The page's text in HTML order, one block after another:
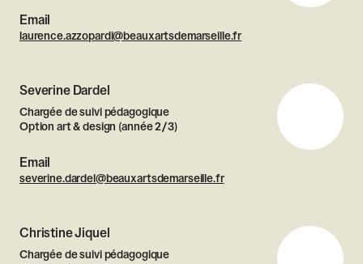
Email
laurence.azzopardi@beauxartsdemarseille.fr
Severine Dardel
Chargée de suivi pédagogique
Option art & design (année 2/3)
Email
severine.dardel@beauxartsdemarseille.fr
Christine Jiquel
Chargée de suivi pédagogique